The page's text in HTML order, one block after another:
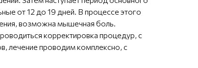
от 12 до 19 дней. В процессе этого
возможна мышечная боль.
корректировка процедур, с
лечение проводим комплексно, с